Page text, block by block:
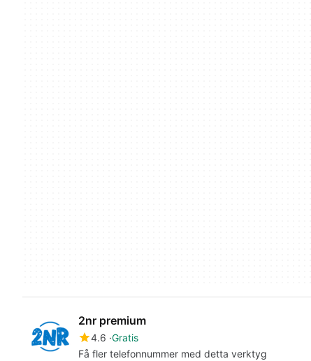
2nr premium
4.6 Gratis
Få fler telefonnummer med detta verktyg